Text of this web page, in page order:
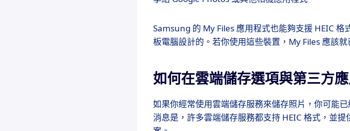
Samsung 的 My Files 應用程式也能夠支援 HEIC
板電腦設計的。若你使用這些裝置，My Files 應該就
如何在雲端儲存選項與第三方
如果你經常使用雲端儲存服務來儲存照片，你可能
消息是，許多雲端儲存服務都支持 HEIC 格式，並